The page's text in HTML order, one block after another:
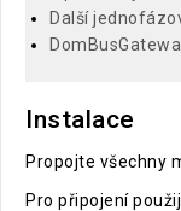
Další
Instalace
Propojte všechny
Pro připojení